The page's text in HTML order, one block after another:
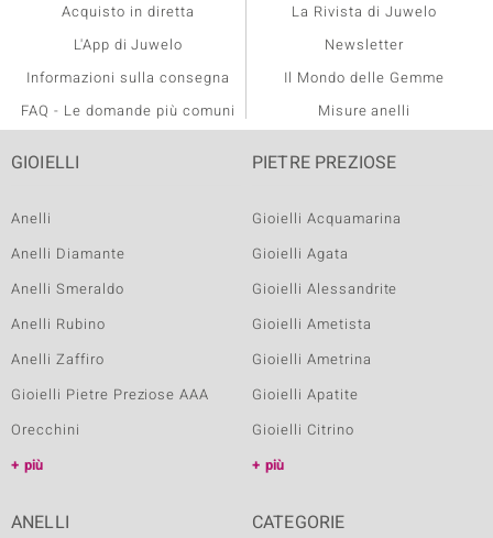
Acquisto in diretta
L'App di Juwelo
Informazioni sulla consegna
FAQ - Le domande più comuni
La Rivista di Juwelo
Newsletter
Il Mondo delle Gemme
Misure anelli
GIOIELLI
Anelli
Anelli Diamante
Anelli Smeraldo
Anelli Rubino
Anelli Zaffiro
Gioielli Pietre Preziose AAA
Orecchini
più
PIETRE PREZIOSE
Gioielli Acquamarina
Gioielli Agata
Gioielli Alessandrite
Gioielli Ametista
Gioielli Ametrina
Gioielli Apatite
Gioielli Citrino
più
ANELLI CATEGORIE